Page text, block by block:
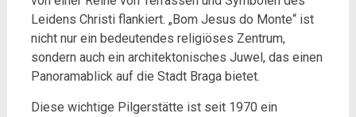
Leidens Christi flankiert. „Bom Jesus do Monte“ ist
nicht nur ein bedeutendes religiöses Zentrum,
sondern auch ein architektonisches Juwel, das einen
Panoramablick auf die Stadt Braga bietet.
Diese wichtige Pilgerstätte ist seit 1970 ein